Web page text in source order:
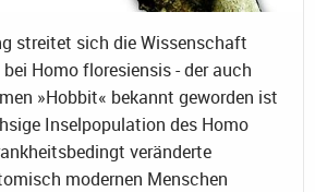
streitet sich die Wissenschaft
Homo floresiensis - der auch
»Hobbit« bekannt geworden ist
Inselpopulation des Homo
veränderte
modernen Menschen